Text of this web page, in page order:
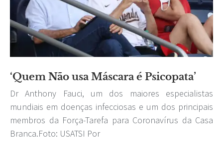
‘Quem Não usa Máscara é Psicopata’
Dr Anthony Fauci, um dos maiores especialistas
mundiais em doenças infecciosas e um dos principais
membros da Força-Tarefa para Coronavírus da Casa
Branca.Foto: USATSI Por